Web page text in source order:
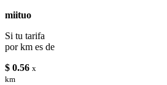
miituo
Si tu tarifa
por km es de
$ 0.56 x
km